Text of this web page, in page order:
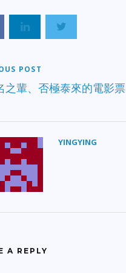
POST
之輩、否極泰來的電影票
YINGYING
A REPLY